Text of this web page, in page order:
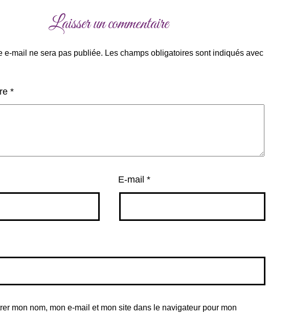
Laisser un commentaire
e-mail ne sera pas publiée. Les champs obligatoires sont indiqués avec
*
E-mail *
mon nom, mon e-mail et mon site dans le navigateur pour mon